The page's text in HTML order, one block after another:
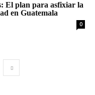
El plan para asfixiar la
en Guatemala
0